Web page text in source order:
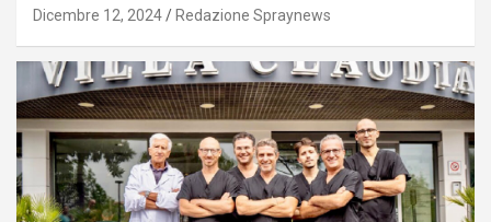
Dicembre 12, 2024 Redazione Spraynews